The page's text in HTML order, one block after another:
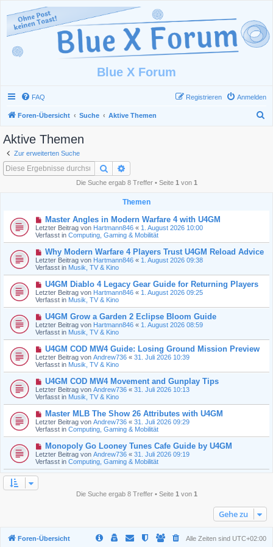
Blue X Forum
FAQ Anmelden
Registrieren
Foren-Übersicht Suche Aktive Themen
Aktive Themen
Zur erweiterten Suche
Suche
Die Suche ergab 8 Treffer • Seite 1 von 1
Themen
N
e
u
e
B
e
i
t
a
g
Master Angles in Modern Warfare 4 with U4GM
Letzter Beitrag von Hartmann846 « 1. August 2026 10:00
Verfasst in Computing, Gaming & Mobilität
N
e
u
e
B
e
i
t
a
g
Why Modern Warfare 4 Players Trust U4GM Reload Advice
Letzter Beitrag von Hartmann846 « 1. August 2026 09:38
Verfasst in Musik, TV & Kino
N
e
u
e
B
e
i
t
a
g
U4GM Diablo 4 Legacy Gear Guide for Returning Players
Letzter Beitrag von Hartmann846 « 1. August 2026 09:25
Verfasst in Musik, TV & Kino
N
e
u
e
B
e
i
t
a
g
U4GM Grow a Garden 2 Eclipse Bloom Guide
Letzter Beitrag von Hartmann846 « 1. August 2026 08:59
Verfasst in Musik, TV & Kino
N
e
u
e
B
e
i
t
a
g
U4GM COD MW4 Guide: Losing Ground Mission Preview
Letzter Beitrag von Andrew736 « 31. Juli 2026 10:39
Verfasst in Musik, TV & Kino
N
e
u
e
B
e
i
t
a
g
U4GM COD MW4 Movement and Gunplay Tips
Letzter Beitrag von Andrew736 « 31. Juli 2026 10:13
Verfasst in Musik, TV & Kino
N
e
u
e
B
e
i
t
Master MLB The Show 26 Attributes with U4GM
Letzter Beitrag von Andrew736 « 31. Juli 2026 09:29
Verfasst in Computing, Gaming & Mobilität
N
e
u
e
Monopoly Go Looney Tunes Cafe Guide by U4GM
Letzter Beitrag von Andrew736 « 31. Juli 2026 09:19
Verfasst in Computing, Gaming & Mobilität
Die Suche ergab 8 Treffer • Seite 1 von 1
Gehe zu
Foren-Übersicht Alle Zeiten sind UTC+02:00